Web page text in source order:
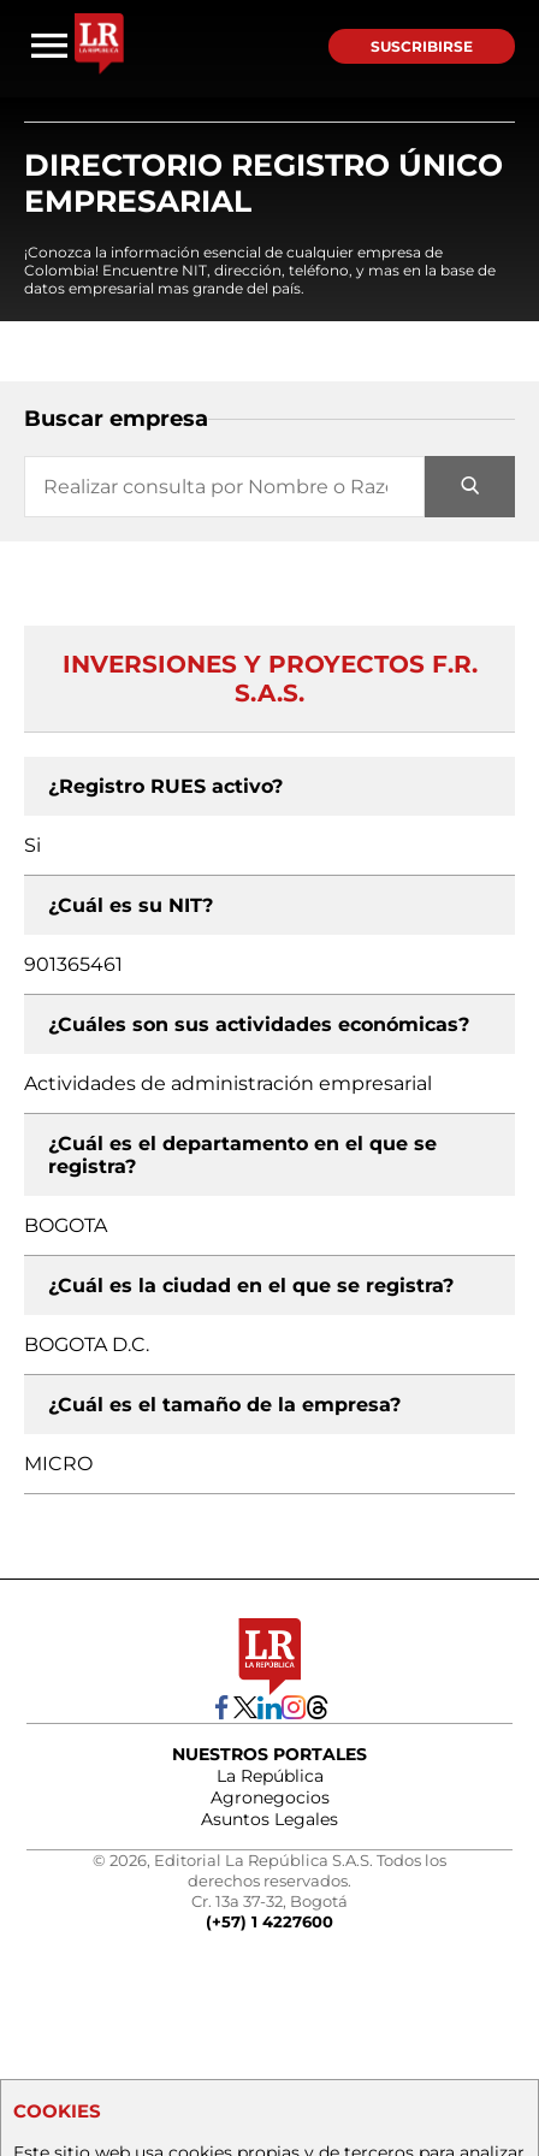
SUSCRIBIRSE
DIRECTORIO REGISTRO ÚNICO
EMPRESARIAL
¡Conozca la información esencial de cualquier empresa de
Colombia! Encuentre NIT, dirección, teléfono, y mas en la base de
datos empresarial mas grande del país.
Buscar empresa
INVERSIONES Y PROYECTOS F.R.
S.A.S.
¿Registro RUES activo?
Si
¿Cuál es su NIT?
901365461
¿Cuáles son sus actividades económicas?
Actividades de administración empresarial
¿Cuál es el departamento en el que se
registra?
BOGOTA
¿Cuál es la ciudad en el que se registra?
BOGOTA D.C.
¿Cuál es el tamaño de la empresa?
MICRO
NUESTROS PORTALES
La República
Agronegocios
Asuntos Legales
© 2026, Editorial La República S.A.S. Todos los
derechos reservados.
Cr. 13a 37-32, Bogotá
(+57) 1 4227600
COOKIES